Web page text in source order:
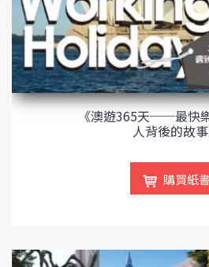
《澳遊365天──最快
人背後的故事
購買紙書